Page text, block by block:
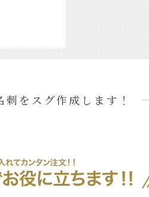
をスグ作成します！